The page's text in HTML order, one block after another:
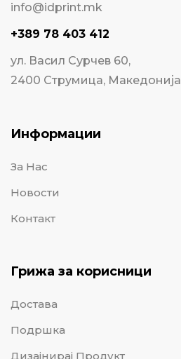
info@idprint.mk
+389 78 403 412
ул. Васил Сурчев 60,
2400 Струмица, Македонија
Информации
За Нас
Новости
Контакт
Грижа за корисници
Достава
Подршка
Дизајнирај Продукт